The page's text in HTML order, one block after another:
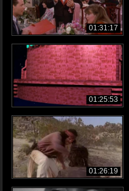
01:31:17
01:25:53
01:26:19